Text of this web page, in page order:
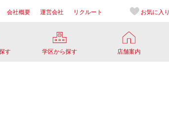
会社概要 運営会社 リクルート お気に入り
す 学区から探す 店舗案内